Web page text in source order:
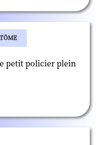
petit policier plein